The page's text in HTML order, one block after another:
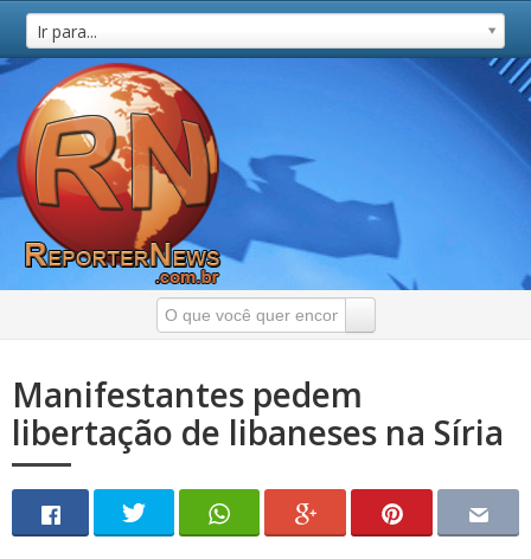
Ir para...
Manifestantes pedem
libertação de libaneses na Síria